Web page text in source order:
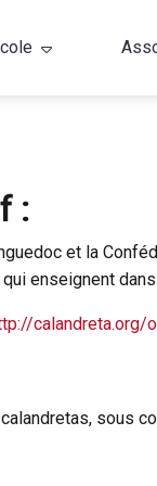
:
et la
enseignent
calandreta.org/
sous